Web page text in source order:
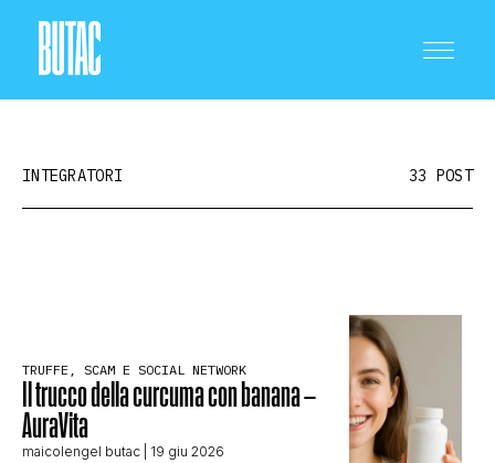
SCIENZA E TECNOLOGIA
SALUTE E MEDICINA
INTEGRATORI 33 POST
TRUFFE, SCAM E SOCIAL NETWORK
Il trucco della curcuma con banana –
AuraVita
maicolengel butac | 19 giu 2026